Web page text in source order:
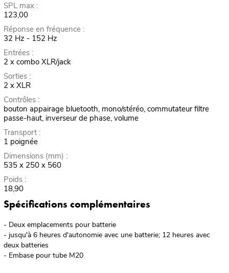
SPL max :
123,00
Réponse en fréquence :
32 Hz - 152 Hz
Entrées :
2 x combo XLR/jack
Sorties :
2 x XLR
Contrôles :
bouton appairage bluetooth, mono/stéréo, commutateur filtre
passe-haut, inverseur de phase, volume
Transport :
1 poignée
Dimensions (mm) :
535 x 250 x 560
Poids :
18,90
Spécifications complémentaires
- Deux emplacements pour batterie
- jusqu'à 6 heures d'autonomie avec une batterie; 12 heures avec
deux batteries
- Embase pour tube M20